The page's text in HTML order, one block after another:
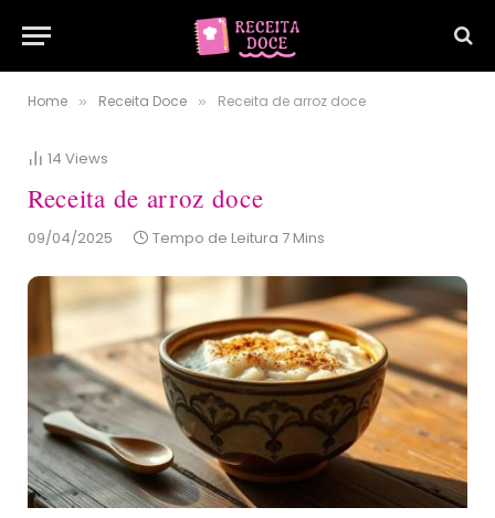
Home » Receita Doce » Receita de arroz doce
14 Views
Receita de arroz doce
09/04/2025 Tempo de Leitura 7 Mins